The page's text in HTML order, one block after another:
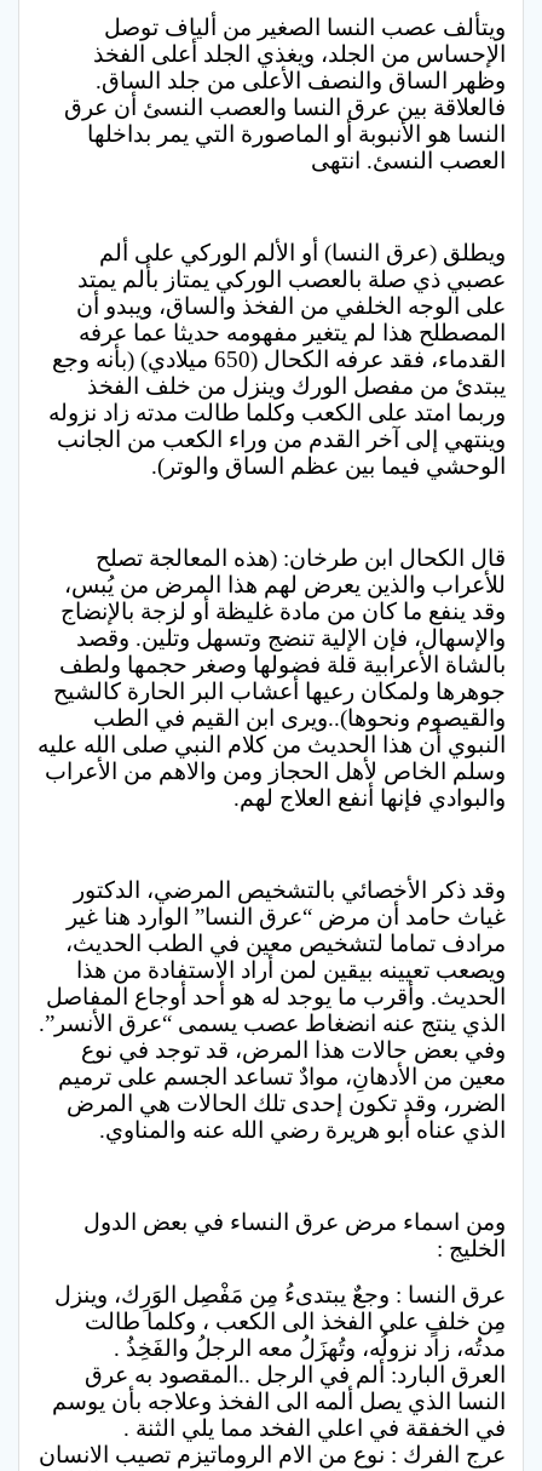
ويتألف عصب النسا الصغير من ألياف توصل
الإحساس من الجلد، ويغذي الجلد أعلى الفخذ
وظهر الساق والنصف الأعلى من جلد الساق.
فالعلاقة بين عرق النسا والعصب النسئ أن عرق
النسا هو الأنبوبة أو الماصورة التي يمر بداخلها
العصب النسئ. انتهى
ويطلق (عرق النسا) أو الألم الوركي على ألم
عصبي ذي صلة بالعصب الوركي يمتاز بألم يمتد
على الوجه الخلفي من الفخذ والساق، ويبدو أن
المصطلح هذا لم يتغير مفهومه حديثا عما عرفه
القدماء، فقد عرفه الكحال (650 ميلادي) (بأنه وجع
يبتدئ من مفصل الورك وينزل من خلف الفخذ
وربما امتد على الكعب وكلما طالت مدته زاد نزوله
وينتهي إلى آخر القدم من وراء الكعب من الجانب
الوحشي فيما بين عظم الساق والوتر).
قال الكحال ابن طرخان: (هذه المعالجة تصلح
للأعراب والذين يعرض لهم هذا المرض من يُبس،
وقد ينفع ما كان من مادة غليظة أو لزجة بالإنضاج
والإسهال، فإن الإلية تنضج وتسهل وتلين. وقصد
بالشاة الأعرابية قلة فضولها وصغر حجمها ولطف
جوهرها ولمكان رعيها أعشاب البر الحارة كالشيح
والقيصوم ونحوها)..ويرى ابن القيم في الطب
النبوي أن هذا الحديث من كلام النبي صلى الله عليه
وسلم الخاص لأهل الحجاز ومن والاهم من الأعراب
والبوادي فإنها أنفع العلاج لهم.
وقد ذكر الأخصائي بالتشخيص المرضي، الدكتور
غياث حامد أن مرض “عرق النسا” الوارد هنا غير
مرادف تماما لتشخيص معين في الطب الحديث،
ويصعب تعيينه بيقين لمن أراد الاستفادة من هذا
الحديث. وأقرب ما يوجد له هو أحد أوجاع المفاصل
الذي ينتج عنه انضغاط عصب يسمى “عرق الأنسر”.
وفي بعض حالات هذا المرض، قد توجد في نوع
معين من الأدهانِ، موادٌ تساعد الجسم على ترميم
الضرر، وقد تكون إحدى تلك الحالات هي المرض
الذي عناه أبو هريرة رضي الله عنه والمناوي.
ومن اسماء مرض عرق النساء في بعض الدول
الخليج :
عرق النسا : وجعٌ يبتدىءُ مِن مَفْصِل الوَرِك، وينزل
مِن خلفٍ على الفخذ الى الكعب ، وكلما طالت
مدتُه، زاد نزولُه، وتُهزَلُ معه الرجلُ والفَخِذُ .
العرق البارد: ألم في الرجل ..المقصود به عرق
النسا الذي يصل ألمه الى الفخذ وعلاجه بأن يوسم
في الخفقة في اعلي الفخد مما يلي الثنة .
عرج الفرك : نوع من الام الروماتيزم تصيب الانسان